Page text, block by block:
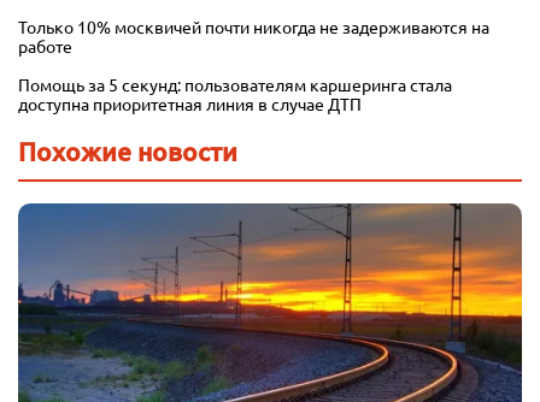
Только 10% москвичей почти никогда не задерживаются на
работе
Помощь за 5 секунд: пользователям каршеринга стала
доступна приоритетная линия в случае ДТП
Похожие новости